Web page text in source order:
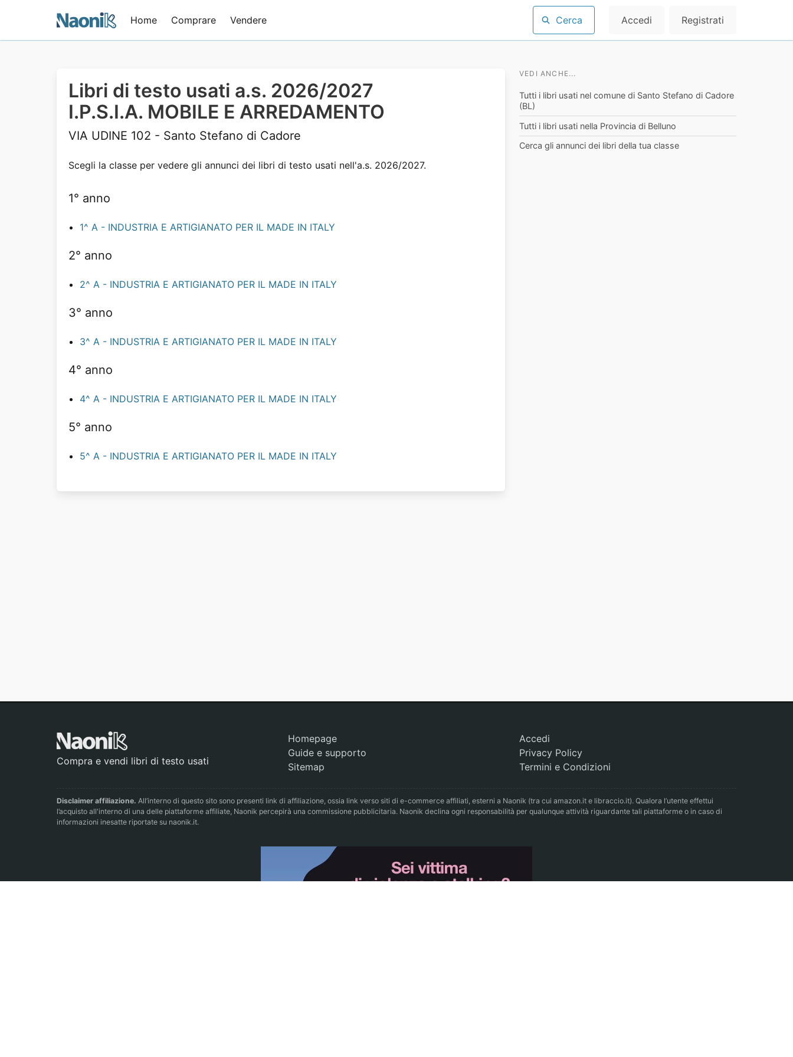
Home Comprare Vendere Cerca Accedi Registrati
Libri di testo usati a.s. 2026/2027
I.P.S.I.A. MOBILE E ARREDAMENTO
VIA UDINE 102 - Santo Stefano di Cadore
Scegli la classe per vedere gli annunci dei libri di testo usati nell'a.s. 2026/2027.
1° anno
1^ A - INDUSTRIA E ARTIGIANATO PER IL MADE IN ITALY
2° anno
2^ A - INDUSTRIA E ARTIGIANATO PER IL MADE IN ITALY
3° anno
3^ A - INDUSTRIA E ARTIGIANATO PER IL MADE IN ITALY
4° anno
4^ A - INDUSTRIA E ARTIGIANATO PER IL MADE IN ITALY
5° anno
5^ A - INDUSTRIA E ARTIGIANATO PER IL MADE IN ITALY
VEDI ANCHE...
Tutti i libri usati nel comune di Santo Stefano di Cadore
(BL)
Tutti i libri usati nella Provincia di Belluno
Cerca gli annunci dei libri della tua classe
Compra e vendi libri di testo usati
Homepage
Guide e supporto
Sitemap
Accedi
Privacy Policy
Termini e Condizioni